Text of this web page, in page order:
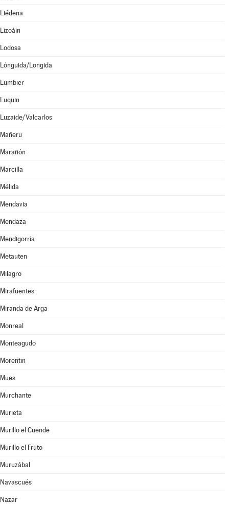
Liédena
Lizoáin
Lodosa
Lónguida/Longida
Lumbier
Luquin
Luzaide/Valcarlos
Mañeru
Marañón
Marcilla
Mélida
Mendavia
Mendaza
Mendigorría
Metauten
Milagro
Mirafuentes
Miranda de Arga
Monreal
Monteagudo
Morentin
Mues
Murchante
Murieta
Murillo el Cuende
Murillo el Fruto
Muruzábal
Navascués
Nazar